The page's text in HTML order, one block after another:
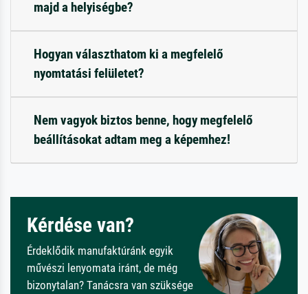
majd a helyiségbe?
Hogyan választhatom ki a megfelelő
nyomtatási felületet?
Nem vagyok biztos benne, hogy megfelelő
beállításokat adtam meg a képemhez!
Kérdése van?
Érdeklődik manufaktúránk egyik
művészi lenyomata iránt, de még
bizonytalan? Tanácsra van szüksége